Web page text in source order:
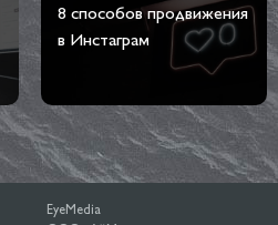
8 способов продвижения
в Инстаграм
EyeMedia